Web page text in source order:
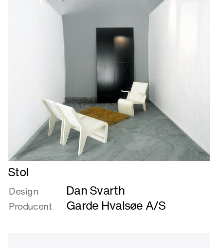
Læs
mere
om
Stol
Stol
Design Dan Svarth
Producent Garde Hvalsøe A/S